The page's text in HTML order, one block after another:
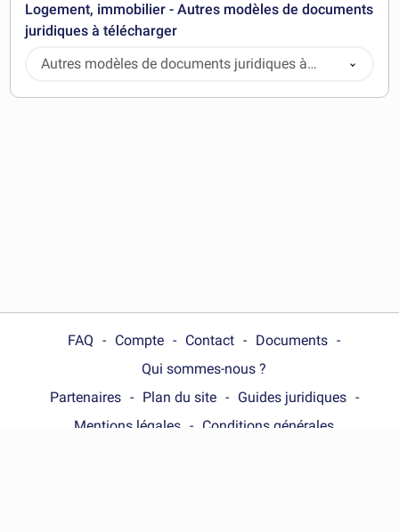
Logement, immobilier - Autres modèles de documents
juridiques à télécharger
Autres modèles de documents juridiques à
télécharger
FAQ Compte Contact
Documents
Qui sommes-nous ?
Partenaires
Plan du site
Guides juridiques
Mentions légales
Conditions générales